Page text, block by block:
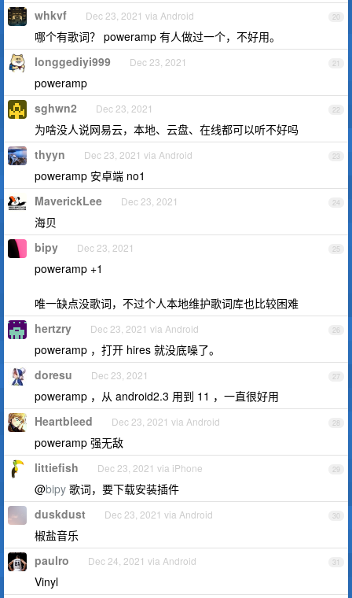
20
whkvf Dec 23, 2021 via Android
哪个有歌词？ poweramp 有人做过一个，不好用。
21
longgediyi999 Dec 23, 2021
poweramp
22
sghwn2 Dec 23, 2021
为啥没人说网易云，本地、云盘、在线都可以听不好吗
23
thyyn Dec 23, 2021 via Android
poweramp 安卓端 no1
24
MaverickLee Dec 23, 2021
海贝
25
bipy Dec 23, 2021
poweramp +1
唯一缺点没歌词，不过个人本地维护歌词库也比较困难
26
hertzry Dec 23, 2021 via Android
poweramp ，打开 hires 就没底噪了。
27
doresu Dec 23, 2021
poweramp ，从 android2.3 用到 11 ，一直很好用
28
Heartbleed Dec 23, 2021 via Android
poweramp 强无敌
29
littiefish Dec 23, 2021 via iPhone
@bipy 歌词，要下载安装插件
30
duskdust Dec 23, 2021 via Android
椒盐音乐
31
paulro Dec 24, 2021 via Android
Vinyl